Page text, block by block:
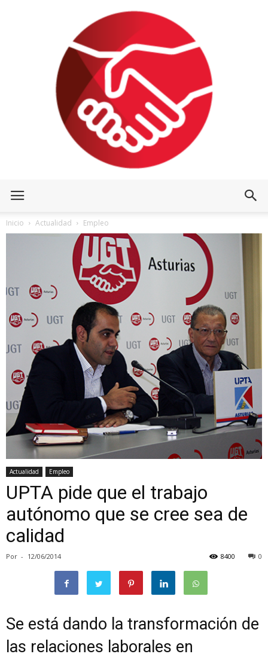
Inicio Actualidad Empleo
Actualidad Empleo
UPTA pide que el trabajo
autónomo que se cree sea de
calidad
Por - 12/06/2014 0
8400
Se está dando la transformación de
las relaciones laborales en